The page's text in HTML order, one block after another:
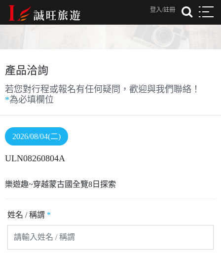
登入/註冊
產品洽詢
若您對行程或報名有任何疑問，歡迎與我們聯絡！
*為必填欄位
2026/08/04(二)
ULN08260804A
樂遊趣~穿越蒙古國全覽8日探索
姓名 / 稱謂 *